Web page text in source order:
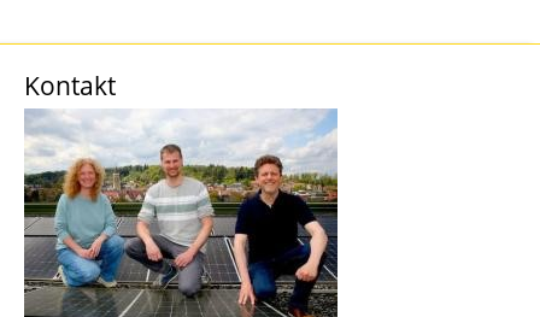
Kontakt